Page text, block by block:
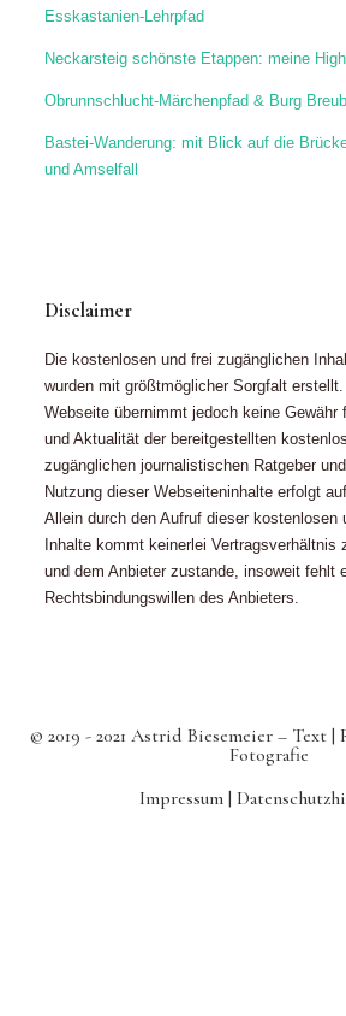
Esskastanien-Lehrpfad
Neckarsteig schönste Etappen: meine
Obrunnschlucht-Märchenpfad & Burg
Bastei-Wanderung: mit Blick auf die
und Amselfall
Disclaimer
Die kostenlosen und frei zugänglichen
wurden mit größtmöglicher Sorgfalt
Webseite übernimmt jedoch keine Gewähr
und Aktualität der bereitgestellten
zugänglichen journalistischen Ratgeber
Nutzung dieser Webseiteninhalte erfolgt
Allein durch den Aufruf dieser kostenlosen
Inhalte kommt keinerlei Vertragsverhältnis
und dem Anbieter zustande, insoweit fehlt
Rechtsbindungswillen des Anbieters.
© 2019 - 2021 Astrid Biesemeier – Text
Fotografie
Impressum |